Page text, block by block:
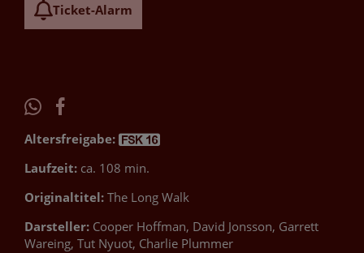
Ticket-Alarm
Altersfreigabe:
Laufzeit: ca. 108 min.
Originaltitel: The Long Walk
Darsteller: Cooper Hoffman, David Jonsson, Garrett
Wareing, Tut Nyuot, Charlie Plummer